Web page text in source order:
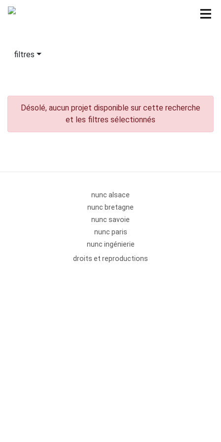
filtres
Désolé, aucun projet disponible sur cette recherche
et les filtres sélectionnés
nunc alsace
nunc bretagne
nunc savoie
nunc paris
nunc ingénierie
droits et reproductions